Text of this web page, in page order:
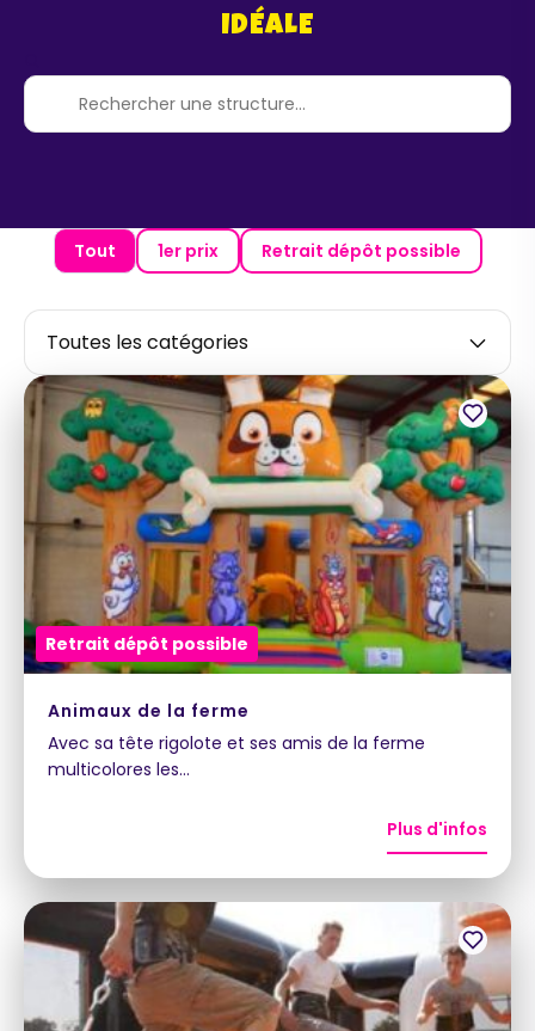
IDÉALE
Tout 1er prix Retrait dépôt possible
Retrait dépôt possible
Animaux de la ferme
Avec sa tête rigolote et ses amis de la ferme
multicolores les…
Plus d'infos